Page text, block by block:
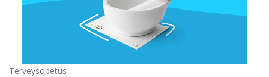
Terveysopetus